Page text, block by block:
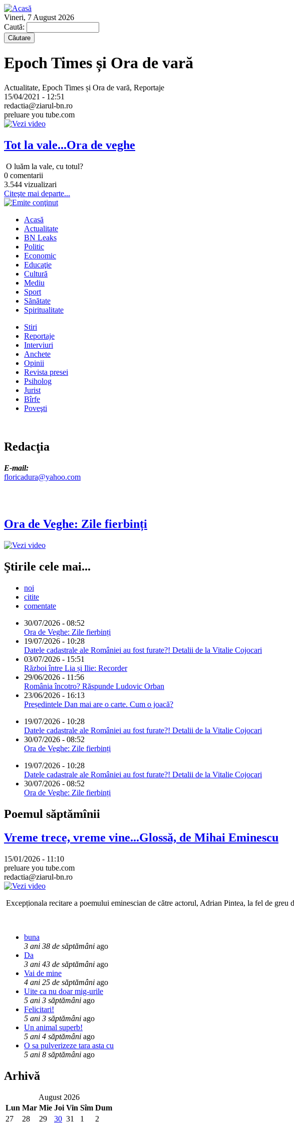
Vineri, 7 August 2026
Caută:
Epoch Times și Ora de vară
Actualitate, Epoch Times și Ora de vară, Reportaje
15/04/2021 - 12:51
redactia@ziarul-bn.ro
preluare you tube.com
Tot la vale...Ora de veghe
O luăm la vale, cu totul?
0 comentarii
3.544 vizualizari
Citeşte mai departe...
Acasă
Actualitate
BN Leaks
Politic
Economic
Educaţie
Cultură
Mediu
Sport
Sănătate
Spiritualitate
Stiri
Reportaje
Interviuri
Anchete
Opinii
Revista presei
Psiholog
Jurist
Bîrfe
Poveşti
Redacţia
E-mail:
floricadura@yahoo.com
Ora de Veghe: Zile fierbinți
Ştirile cele mai...
noi
citite
comentate
30/07/2026 - 08:52
Ora de Veghe: Zile fierbinți
19/07/2026 - 10:28
Datele cadastrale ale României au fost furate?! Detalii de la Vitalie Cojocari
03/07/2026 - 15:51
Război între Lia și Ilie: Recorder
29/06/2026 - 11:56
România încotro? Răspunde Ludovic Orban
23/06/2026 - 16:13
Președintele Dan mai are o carte. Cum o joacă?
19/07/2026 - 10:28
Datele cadastrale ale României au fost furate?! Detalii de la Vitalie Cojocari
30/07/2026 - 08:52
Ora de Veghe: Zile fierbinți
19/07/2026 - 10:28
Datele cadastrale ale României au fost furate?! Detalii de la Vitalie Cojocari
30/07/2026 - 08:52
Ora de Veghe: Zile fierbinți
Poemul săptămînii
Vreme trece, vreme vine...Glossă, de Mihai Eminescu
15/01/2026 - 11:10
preluare you tube.com
redactia@ziarul-bn.ro
Excepționala recitare a poemului eminescian de către actorul, Adrian Pintea, la fel de greu
buna
3 ani 38 de săptămâni ago
Da
3 ani 43 de săptămâni ago
Vai de mine
4 ani 25 de săptămâni ago
Uite ca nu doar mig-urile
5 ani 3 săptămâni ago
Felicitari!
5 ani 3 săptămâni ago
Un animal superb!
5 ani 4 săptămâni ago
O sa pulverizeze tara asta cu
5 ani 8 săptămâni ago
Arhivă
August 2026
Lun Mar Mie Joi Vin Sîm Dum
27
28 29 30 31 1 2